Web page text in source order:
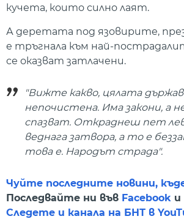
кучета, които силно лаят.
А деретата под язовирите,
е тръгнала към най-
се оказват затлачени.
"Вижте какво, цялата
непочистена. Има закони, а
спазват. Откраднеш пет
веднага затвора, а то е
това е. Народът страда".
Чуйте последните новини,
Последвайте ни във Facebook и
Следете и канала на БНТ в